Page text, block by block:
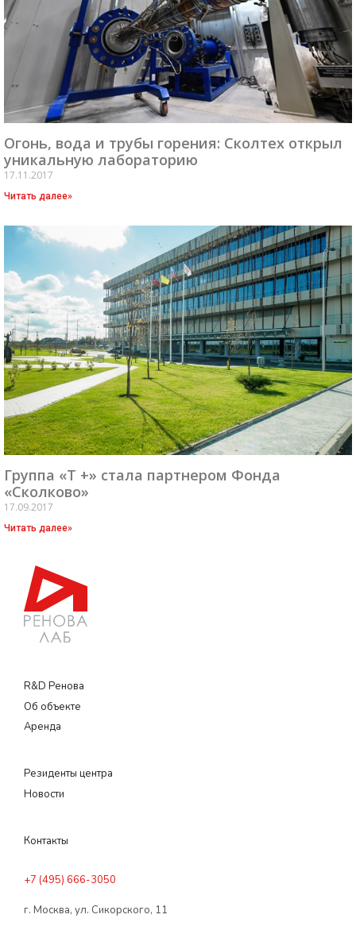
Огонь, вода и трубы горения: Сколтех открыл
уникальную лабораторию
17.11.2017
Читать далее»
Группа «Т +» стала партнером Фонда
«Сколково»
17.09.2017
Читать далее»
R&D Ренова
Об объекте
Аренда
Резиденты центра
Новости
Контакты
+7 (495) 666-3050
г. Москва, ул. Сикорского, 11